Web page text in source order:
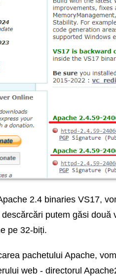
2.4 binaries VS17,
putem găsi
pe 32-biți.
pachetului Apache,
web - directorul